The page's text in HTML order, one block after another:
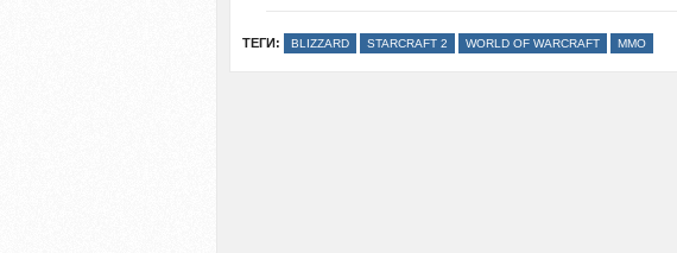
ТЕГИ: BLIZZARD STARCRAFT 2 WORLD OF WARCRAFT ММО